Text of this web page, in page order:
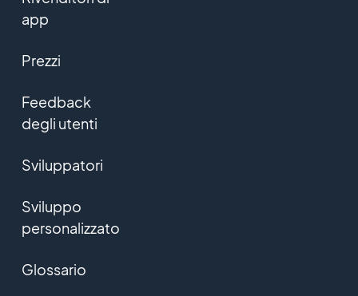
app
Prezzi
Feedback
degli utenti
Sviluppatori
Sviluppo
personalizzato
Glossario